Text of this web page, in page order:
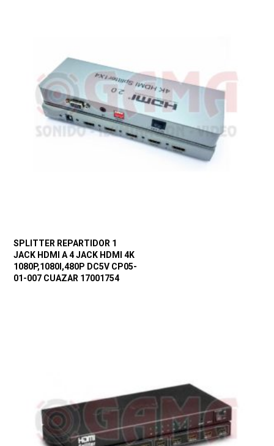
SPLITTER REPARTIDOR 1
JACK HDMI A 4 JACK HDMI 4K
1080P,1080I,480P DC5V CP05-
01-007 CUAZAR 17001754